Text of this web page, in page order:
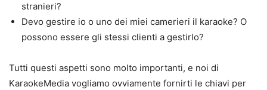
stranieri?
Devo gestire io o uno dei miei camerieri il karaoke? O
possono essere gli stessi clienti a gestirlo?
Tutti questi aspetti sono molto importanti, e noi di
KaraokeMedia vogliamo ovviamente fornirti le chiavi per